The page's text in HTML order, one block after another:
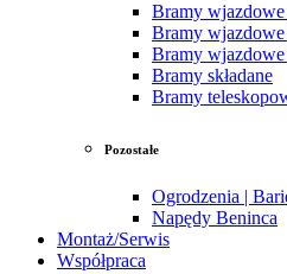
Bramy
Bramy wjazdowe
Bramy
Bramy składane
Bramy
Pozostałe
Ogrodzenia |
Napędy Beninca
Montaż/Serwis
Współpraca